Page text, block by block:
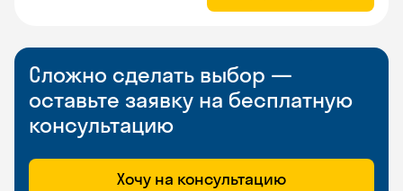
Сложно сделать выбор —
оставьте заявку на бесплатную
консультацию
Хочу на консультацию